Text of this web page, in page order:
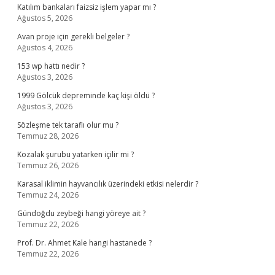
Katılım bankaları faizsiz işlem yapar mı ?
Ağustos 5, 2026
Avan proje için gerekli belgeler ?
Ağustos 4, 2026
153 wp hattı nedir ?
Ağustos 3, 2026
1999 Gölcük depreminde kaç kişi öldü ?
Ağustos 3, 2026
Sözleşme tek taraflı olur mu ?
Temmuz 28, 2026
Kozalak şurubu yatarken içilir mi ?
Temmuz 26, 2026
Karasal iklimin hayvancılık üzerindeki etkisi nelerdir ?
Temmuz 24, 2026
Gündoğdu zeybeği hangi yöreye ait ?
Temmuz 22, 2026
Prof. Dr. Ahmet Kale hangi hastanede ?
Temmuz 22, 2026